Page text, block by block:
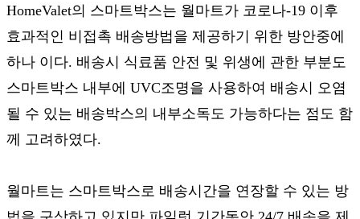
HomeValet의 스마트박스는 월마트가 코로나-19 이후
효과적인 비접촉 배송방법을 제공하기 위한 방안중에
하나 이다. 배송시 식료품 안전 및 위생에 관한 부분도
스마트박스 내부에 UVC조명을 사용하여 배송시 오염
될 수 있는 배송박스의 내부소독도 가능하다는 점도 함
께 고려하였다.
월마트는 스마트박스로 배송시간을 연장할 수 있는 방